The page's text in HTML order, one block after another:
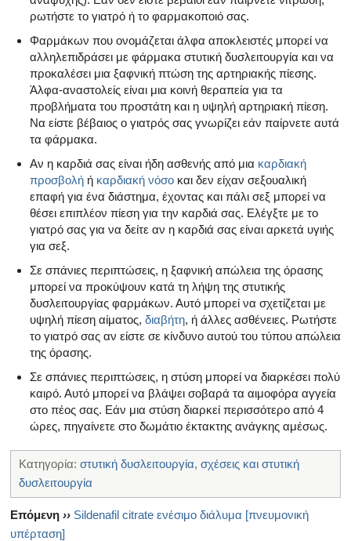
ρωτήστε το γιατρό ή το φαρμακοποιό σας.
Φαρμάκων που ονομάζεται άλφα αποκλειστές μπορεί να
αλληλεπιδράσει με φάρμακα στυτική δυσλειτουργία και να
προκαλέσει μια ξαφνική πτώση της αρτηριακής πίεσης.
Άλφα-αναστολείς είναι μια κοινή θεραπεία για τα
προβλήματα του προστάτη και η υψηλή αρτηριακή πίεση.
Να είστε βέβαιος ο γιατρός σας γνωρίζει εάν παίρνετε αυτά
τα φάρμακα.
Αν η καρδιά σας είναι ήδη ασθενής από μια καρδιακή
προσβολή ή καρδιακή νόσο και δεν είχαν σεξουαλική
επαφή για ένα διάστημα, έχοντας και πάλι σεξ μπορεί να
θέσει επιπλέον πίεση για την καρδιά σας. Ελέγξτε με το
γιατρό σας για να δείτε αν η καρδιά σας είναι αρκετά υγιής
για σεξ.
Σε σπάνιες περιπτώσεις, η ξαφνική απώλεια της όρασης
μπορεί να προκύψουν κατά τη λήψη της στυτικής
δυσλειτουργίας φαρμάκων. Αυτό μπορεί να σχετίζεται με
υψηλή πίεση αίματος, διαβήτη, ή άλλες ασθένειες. Ρωτήστε
το γιατρό σας αν είστε σε κίνδυνο αυτού του τύπου απώλεια
της όρασης.
Σε σπάνιες περιπτώσεις, η στύση μπορεί να διαρκέσει πολύ
καιρό. Αυτό μπορεί να βλάψει σοβαρά τα αιμοφόρα αγγεία
στο πέος σας. Εάν μια στύση διαρκεί περισσότερο από 4
ώρες, πηγαίνετε στο δωμάτιο έκτακτης ανάγκης αμέσως.
Κατηγορία: στυτική δυσλειτουργία, σχέσεις και στυτική
δυσλειτουργία
Επόμενη ›› Sildenafil citrate ενέσιμο διάλυμα [πνευμονική
υπέρταση]